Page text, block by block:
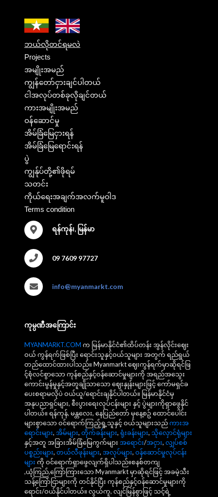
ဘယ်လိုတင်ရမလဲ
Projects
အမျိုးအမည်
ကျွန်တော်ငှားချင်ပါတယ်
ငါအလုပ်တစ်ခုလိုချင်တယ်
ကားအမျိုးအမည်
ဝန်ဆောင်မှု
အိမ်ခြံမြေငှားရန်
အိမ်ခြံမြေရောင်းရန်
ပွဲ
ကျွန်ုပ်တို့၏ဖိုရမ်
သတင်း
ကိုယ်ရေးအချက်အလက်မူဝါဒ
Terms condition
ရန်ကုန်၊, မြန်မာ
09 7609 97727
info@myanmarkt.com
ကုမ္ပဏီအကြောင်း
MYANMARKT.COM က မြန်မာနိုင်ငံ၏ထိပ်တန်း အွန်လိုင်းဈေး
ဝယ် ကွန်ရက်ဖြစ်ပြီး ရောင်းသူနှင့်ဝယ်သူများ အတွက် ရည်ရွယ်
တည်ထောင်ထားပါသည်။ Myanmarkt ဈေးကွန်ရက်မှာဆိုရင်ဖြ
င့်စုံလင်စွာသော ကုန်စည်နှင့်ဝန်ဆောင်မှုများကို အရည်အသွေး
ကောင်းမွန်မှုနှင့်အတူချိုသာသော ဈေးနှုန်းများဖြင့် ကော်မရှင်ခ
ပေးစရာမလိုပဲ ဝယ်ယူ/ရောင်းချနိုင်ပါတယ်။ မြန်မာနိုင်ငံမှ
အနုပညာရှင်များ, စီးပွားရေးလုပ်ငန်းများ နှင့် ပွဲများကိုရှာဖွေနိုင်
ပါတယ်။ ရန်ကုန်, မန္တလေး, နေပြည်တော် မှနေ့စဥ် ထောင်ပေါင်း
များစွာသော ဝင်ရောက်ကြည့်ရှု့သူနှင့် ဝယ်သူများသည်ကားအ
ရောင်းများ, အိမ်များ, တိုက်ခန်းများ, ရုံးခန်းများ, သိုလှောင်ရုံများ
နှင့်အတူ အခြားအိမ်ခြံမြေကွက်များ အရောင်း/အငှား, လျှပ်စစ်
ပစ္စည်းများ, တယ်လီဖုန်းများ, အလုပ်များ, ဝန်ဆောင်မှုလုပ်ငန်း
များ ကို ဝင်ရောက်ရှာဖွေလျက်ရှိပါသည်။စနစ်တကျ
,ယုံကြည်,ကြော်ကြားသော Myanmarkt မှာဆိုရင်ဖြင့် အခမဲ့သီး
သန့်ကြော်ငြာများကို တင်နိုင်ပြီး ကုန်စည်နှင့်ဝန်ဆောင်မှုများကို
ရောင်း/ဝယ်နိုင်ပါတယ်။ လွယ်ကူ, လျင်မြန်စွာဖြင့် သင့်ရဲ့